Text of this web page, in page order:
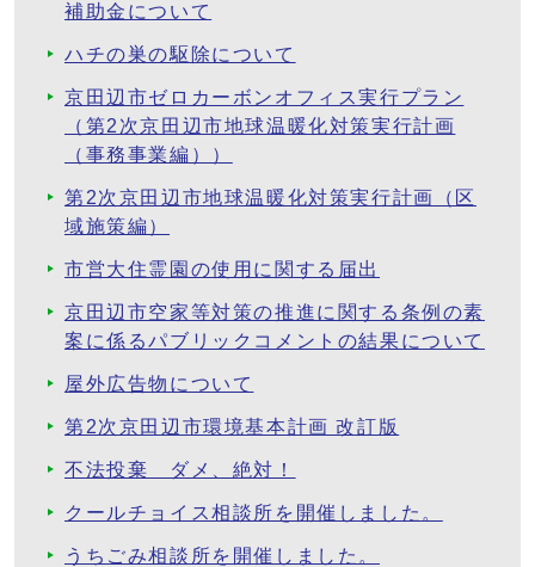
補助金について
ハチの巣の駆除について
京田辺市ゼロカーボンオフィス実行プラン
（第2次京田辺市地球温暖化対策実行計画
（事務事業編））
第2次京田辺市地球温暖化対策実行計画（区
域施策編）
市営大住霊園の使用に関する届出
京田辺市空家等対策の推進に関する条例の素
案に係るパブリックコメントの結果について
屋外広告物について
第2次京田辺市環境基本計画 改訂版
不法投棄 ダメ、絶対！
クールチョイス相談所を開催しました。
うちごみ相談所を開催しました。